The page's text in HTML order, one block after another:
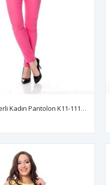
Pembe Kemerli Kadın Pantolon K11-111757